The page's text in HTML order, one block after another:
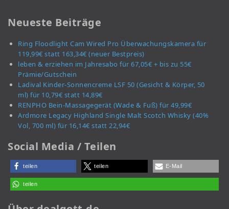
Neueste Beiträge
Ring Floodlight Cam Wired Pro Überwachungskamera für
119,99€ statt 163,34€ (neuer Bestpreis)
leben & erziehen im Jahresabo für 67,05€ + bis zu 55€
Prämie/Gutschein
Ladival Kinder-Sonnencreme LSF 50 (Gesicht & Körper, 50
ml) für 10,79€ statt 14,89€
RENPHO Bein-Massagegerät (Wade & Fuß) für 49,99€
Ardmore Legacy Highland Single Malt Scotch Whisky (40%
Vol, 700 ml) für 16,14€ statt 22,94€
Social Media / Teilen
teilen teilen E-Mail
teilen